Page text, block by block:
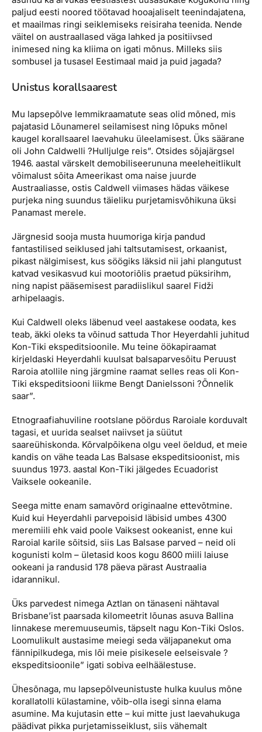
paljud eesti noored töötavad hooajaliselt teenindajatena,
et maailmas ringi seiklemiseks reisiraha teenida. Nende
väitel on austraallased väga lahked ja positiivsed
inimesed ning ka kliima on igati mõnus. Milleks siis
sombusel ja tusasel Eestimaal maid ja puid jagada?
Unistus korallsaarest
Mu lapsepõlve lemmikraamatute seas olid mõned, mis
pajatasid Lõunamerel seilamisest ning lõpuks mõnel
kaugel korallsaarel laevahuku üleelamisest. Üks säärane
oli John Caldwelli ?Hulljulge reis”. Otsides sõjajärgsel
1946. aastal värskelt demobiliseerununa meeleheitlikult
võimalust sõita Ameerikast oma naise juurde
Austraaliasse, ostis Caldwell viimases hädas väikese
purjeka ning suundus täieliku purjetamisvõhikuna üksi
Panamast merele.
Järgnesid sooja musta huumoriga kirja pandud
fantastilised seiklused jahi taltsutamisest, orkaanist,
pikast nälgimisest, kus söögiks läksid nii jahi plangutust
katvad vesikasvud kui mootoriõlis praetud püksirihm,
ning napist pääsemisest paradiislikul saarel Fidži
arhipelaagis.
Kui Caldwell oleks läbenud veel aastakese oodata, kes
teab, äkki oleks ta võinud sattuda Thor Heyerdahli juhitud
Kon-Tiki ekspeditsioonile. Mu teine öökapiraamat
kirjeldaski Heyerdahli kuulsat balsaparvesõitu Peruust
Raroia atollile ning järgmine raamat selles reas oli Kon-
Tiki ekspeditsiooni liikme Bengt Danielssoni ?Õnnelik
saar”.
Etnograafiahuviline rootslane pöördus Raroiale korduvalt
tagasi, et uurida sealset naiivset ja süütut
saareühiskonda. Kõrvalpõikena olgu veel öeldud, et meie
kandis on vähe teada Las Balsase ekspeditsioonist, mis
suundus 1973. aastal Kon-Tiki jälgedes Ecuadorist
Vaiksele ookeanile.
Seega mitte enam samavõrd originaalne ettevõtmine.
Kuid kui Heyerdahli parvepoisid läbisid umbes 4300
meremiili ehk vaid poole Vaiksest ookeanist, enne kui
Raroial karile sõitsid, siis Las Balsase parved – neid oli
kogunisti kolm – ületasid koos kogu 8600 miili laiuse
ookeani ja randusid 178 päeva pärast Austraalia
idarannikul.
Üks parvedest nimega Aztlan on tänaseni nähtaval
Brisbane’ist paarsada kilomeetrit lõunas asuva Ballina
linnakese meremuuseumis, täpselt nagu Kon-Tiki Oslos.
Loomulikult austasime meiegi seda väljapanekut oma
fännipilkudega, mis lõi meie pisikesele eelseisvale ?
ekspeditsioonile” igati sobiva eelhäälestuse.
Ühesõnaga, mu lapsepõlveunistuste hulka kuulus mõne
korallatolli külastamine, võib-olla isegi sinna elama
asumine. Ma kujutasin ette – kui mitte just laevahukuga
päädivat pikka purjetamisseiklust, siis vähemalt